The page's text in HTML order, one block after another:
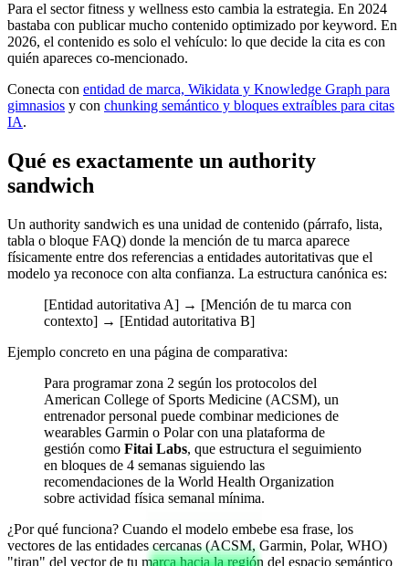
Para el sector fitness y wellness esto cambia la estrategia. En 2024
bastaba con publicar mucho contenido optimizado por keyword. En
2026, el contenido es solo el vehículo: lo que decide la cita es con
quién apareces co-mencionado.
Conecta con entidad de marca, Wikidata y Knowledge Graph para
gimnasios y con chunking semántico y bloques extraíbles para citas
IA.
Qué es exactamente un authority
sandwich
Un authority sandwich es una unidad de contenido (párrafo, lista,
tabla o bloque FAQ) donde la mención de tu marca aparece
físicamente entre dos referencias a entidades autoritativas que el
modelo ya reconoce con alta confianza. La estructura canónica es:
[Entidad autoritativa A] → [Mención de tu marca con
contexto] → [Entidad autoritativa B]
Ejemplo concreto en una página de comparativa:
Para programar zona 2 según los protocolos del
American College of Sports Medicine (ACSM), un
entrenador personal puede combinar mediciones de
wearables Garmin o Polar con una plataforma de
gestión como Fitai Labs, que estructura el seguimiento
en bloques de 4 semanas siguiendo las
recomendaciones de la World Health Organization
sobre actividad física semanal mínima.
¿Por qué funciona? Cuando el modelo embebe esa frase, los
vectores de las entidades cercanas (ACSM, Garmin, Polar, WHO)
"tiran" del vector de tu marca hacia la región del espacio semántico